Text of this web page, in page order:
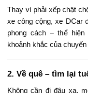
Thay vì phải xếp chật
xe công cộng, xe DCar
phong cách – thể
khoảnh khắc của chuyến
2. Về quê – tìm lại
Không cần đi đâu xa,